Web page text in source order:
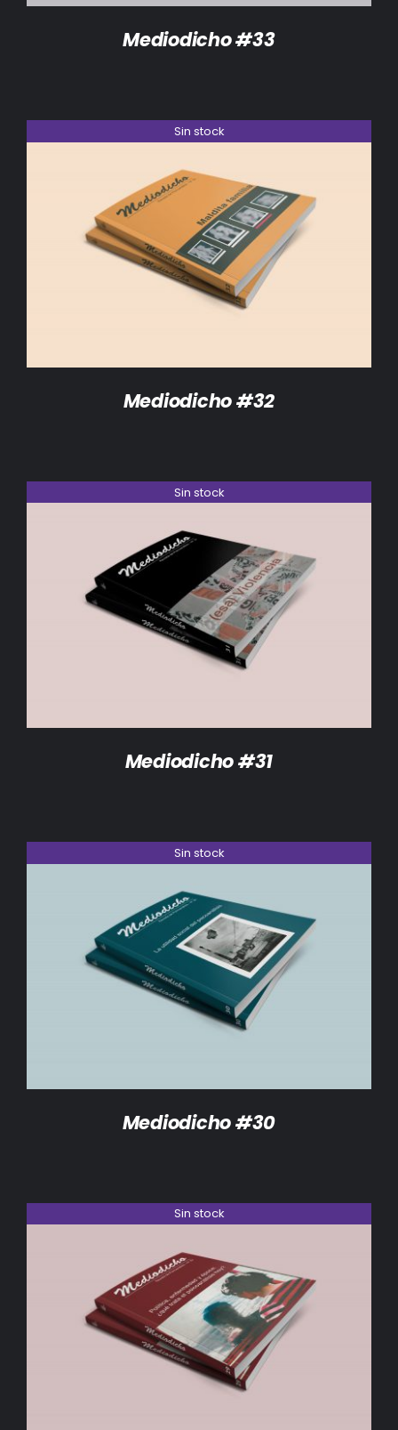
Mediodicho #33
Sin stock
DETALLES
Mediodicho #32
Sin stock
DETALLES
Mediodicho #31
Sin stock
DETALLES
Mediodicho #30
Sin stock
DETALLES